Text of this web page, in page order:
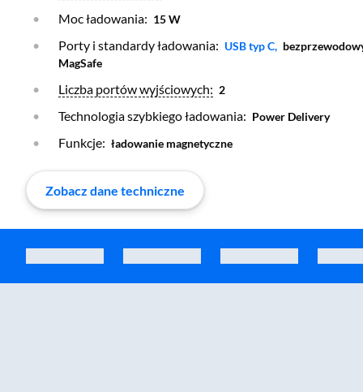
Moc ładowania: 15 W
Porty i standardy ładowania: Otwórz warstwę
USB typ C,
MagSafe
Otwórz warstwę
Liczba portów wyjściowych: 2
Technologia szybkiego ładowania: Power Delivery
Funkcje: ładowanie magnetyczne
Zobacz dane techniczne